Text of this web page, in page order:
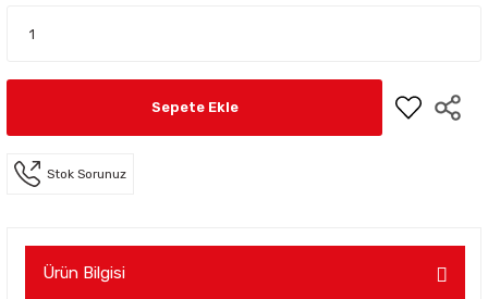
Sepete Ekle
Stok Sorunuz
Ürün Bilgisi